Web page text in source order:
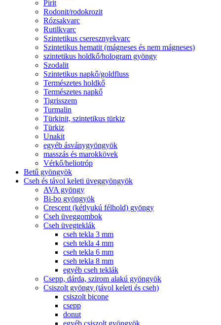
Pirit
Rodonit/rodokrozit
Rózsakvarc
Rutilkvarc
Szintetikus cseresznyekvarc
Szintetikus hematit (mágneses és nem mágneses)
szintetikus holdkő/hologram gyöngy
Szodalit
Szintetikus napkő/goldfluss
Természetes holdkő
Természetes napkő
Tigrisszem
Turmalin
Türkinit, szintetikus türkiz
Türkiz
Unakit
egyéb ásványgyöngyök
masszás és marokkövek
Vérkő/heliotróp
Betű gyöngyök
Cseh és távol keleti üveggyöngyök
AVA gyöngy
Bi-bo gyöngyök
Crescent (kétlyukú félhold) gyöngy
Cseh üveggombok
Cseh üvegteklák
cseh tekla 3 mm
cseh tekla 4 mm
cseh tekla 6 mm
cseh tekla 8 mm
egyéb cseh teklák
Csepp, dárda, szirom alakú gyöngyök
Csiszolt gyöngy (távol keleti és cseh)
csiszolt bicone
csepp
donut